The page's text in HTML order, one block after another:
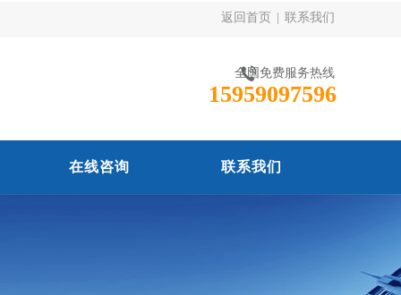
返回首页 联系我们
全国免费服务热线
15959097596
在线咨询 联系我们